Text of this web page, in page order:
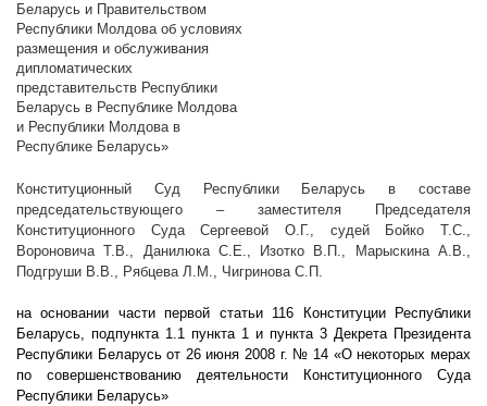
Беларусь и Правительством
Республики Молдова об условиях
размещения и обслуживания
дипломатических
представительств Республики
Беларусь в Республике Молдова
и Республики Молдова в
Республике Беларусь»
Конституционный Суд Республики Беларусь в составе
председательствующего – заместителя Председателя
Конституционного Суда Сергеевой О.Г., судей Бойко Т.С.,
Вороновича Т.В., Данилюка С.Е., Изотко В.П., Марыскина А.В.,
Подгруши В.В., Рябцева Л.М., Чигринова С.П.
на основании части первой статьи 116 Конституции Республики
Беларусь, подпункта 1.1 пункта 1 и пункта 3 Декрета Президента
Республики Беларусь от 26 июня 2008 г. № 14 «О некоторых мерах
по совершенствованию деятельности Конституционного Суда
Республики Беларусь»